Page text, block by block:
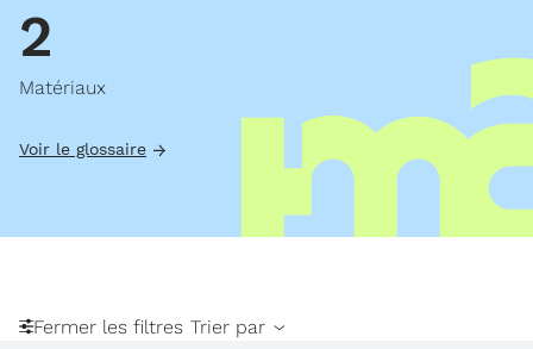
2
Matériaux
Voir le glossaire
Fermer les filtres Trier par